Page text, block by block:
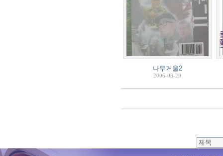
나무거울2
2006-08-29